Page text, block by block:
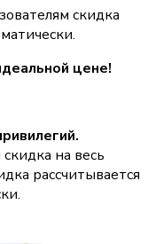
скидка
цене!
на весь
рассчитывается